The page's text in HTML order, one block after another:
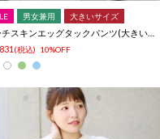
男女兼用 大きいサイズ
(税込) 10%OFF